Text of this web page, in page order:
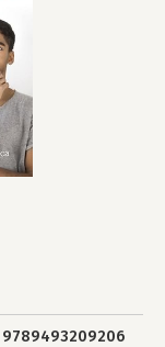
9789493209206